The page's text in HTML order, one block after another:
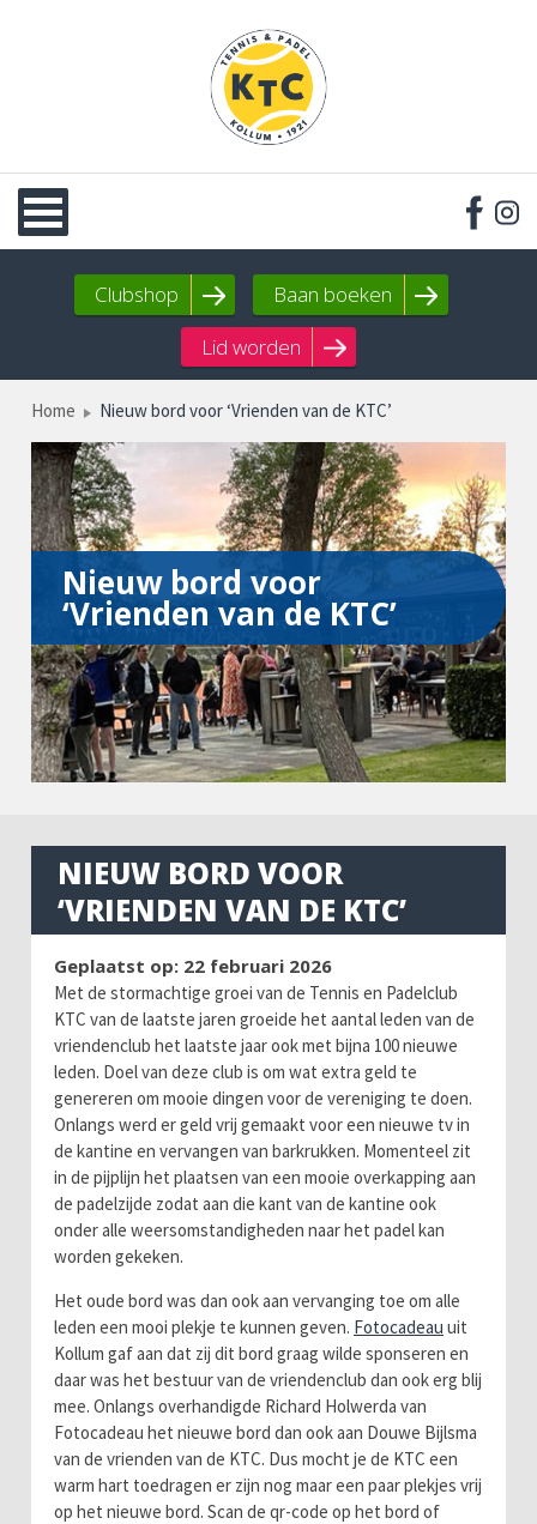
Clubshop
Baan boeken
Lid worden
Home Nieuw bord voor ‘Vrienden van de KTC’
Nieuw bord voor
‘Vrienden van de KTC’
NIEUW BORD VOOR
‘VRIENDEN VAN DE KTC’
Geplaatst op: 22 februari 2026
Met de stormachtige groei van de Tennis en Padelclub
KTC van de laatste jaren groeide het aantal leden van de
vriendenclub het laatste jaar ook met bijna 100 nieuwe
leden. Doel van deze club is om wat extra geld te
genereren om mooie dingen voor de vereniging te doen.
Onlangs werd er geld vrij gemaakt voor een nieuwe tv in
de kantine en vervangen van barkrukken. Momenteel zit
in de pijplijn het plaatsen van een mooie overkapping aan
de padelzijde zodat aan die kant van de kantine ook
onder alle weersomstandigheden naar het padel kan
worden gekeken.
Het oude bord was dan ook aan vervanging toe om alle
leden een mooi plekje te kunnen geven. Fotocadeau uit
Kollum gaf aan dat zij dit bord graag wilde sponseren en
daar was het bestuur van de vriendenclub dan ook erg blij
mee. Onlangs overhandigde Richard Holwerda van
Fotocadeau het nieuwe bord dan ook aan Douwe Bijlsma
van de vrienden van de KTC. Dus mocht je de KTC een
warm hart toedragen er zijn nog maar een paar plekjes vrij
op het nieuwe bord. Scan de qr-code op het bord of